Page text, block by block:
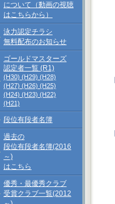
について（動画の視聴
はこちらから）
泳力認定チラシ
無料配布のお知らせ
ゴールドマスターズ
認定者一覧 (R1)
(H30) (H29) (H28)
(H27) (H26) (H25)
(H24) (H23) (H22)
(H21)
段位有段者名簿
過去の
段位有段者名簿(2016
～)
はこちら
優秀・最優秀クラブ
受賞クラブ一覧(2012